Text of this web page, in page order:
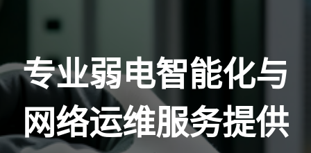
专业弱电智能化与
网络运维服务提供